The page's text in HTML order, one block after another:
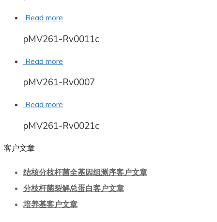
Read more
pMV261-Rv0011c
Read more
pMV261-Rv0007
Read more
pMV261-Rv0021c
客户文章
结核分枝杆菌全基因组测序客户文章
分枝杆菌裂解总蛋白客户文章
培养基客户文章